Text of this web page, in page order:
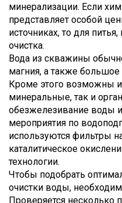
минерализации. Если
представляет особой
источниках, то для
очистка.
Вода из скважины
магния, а также
Кроме этого возможны
минеральные, так и
обезжелезивание воды
мероприятия по
используются фильтры
каталитическое
технологии.
Чтобы подобрать
очистки воды,
Проверяется несколько